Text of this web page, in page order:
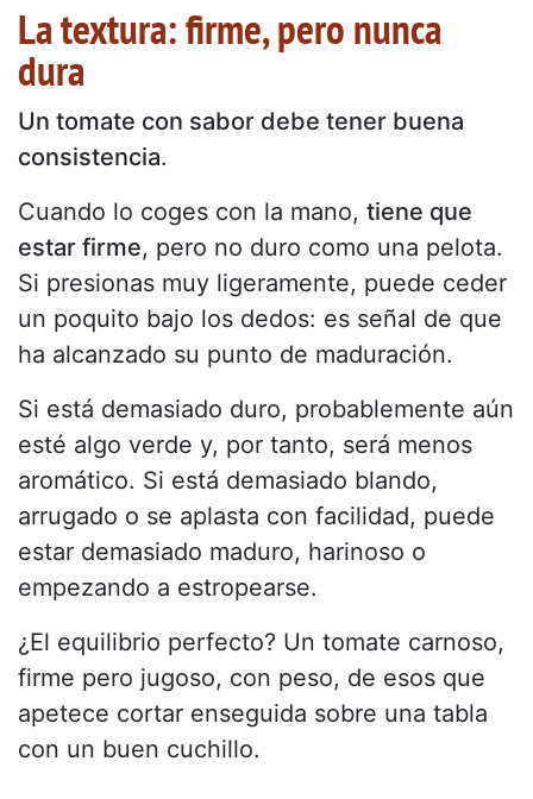
La textura: firme, pero nunca
dura
Un tomate con sabor debe tener buena
consistencia.
Cuando lo coges con la mano, tiene que
estar firme, pero no duro como una pelota.
Si presionas muy ligeramente, puede ceder
un poquito bajo los dedos: es señal de que
ha alcanzado su punto de maduración.
Si está demasiado duro, probablemente aún
esté algo verde y, por tanto, será menos
aromático. Si está demasiado blando,
arrugado o se aplasta con facilidad, puede
estar demasiado maduro, harinoso o
empezando a estropearse.
¿El equilibrio perfecto? Un tomate carnoso,
firme pero jugoso, con peso, de esos que
apetece cortar enseguida sobre una tabla
con un buen cuchillo.